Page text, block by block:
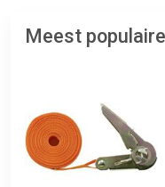
Meest